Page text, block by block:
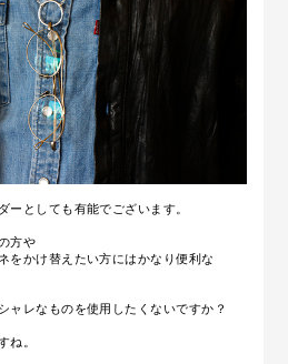
ーとしても有能でございます。
方や
をかけ替えたい方にはかなり便利な
ャレなものを使用したくないですか？
ね。